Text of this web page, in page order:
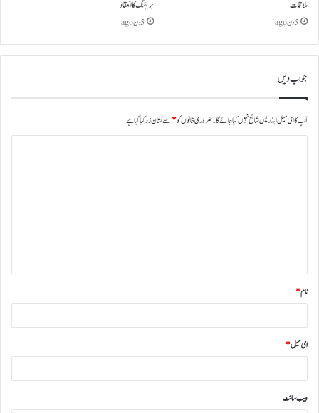
ملاقات
5 دن ago
بریفنگ کا انعقاد
5 دن ago
جواب دیں
آپ کا ای میل ایڈریس شائع نہیں کیا جائے گا۔ضروری خانوں کو*سے نشان زد کیا گیا ہے
نام*
ای میل*
ویب‌ سائٹ